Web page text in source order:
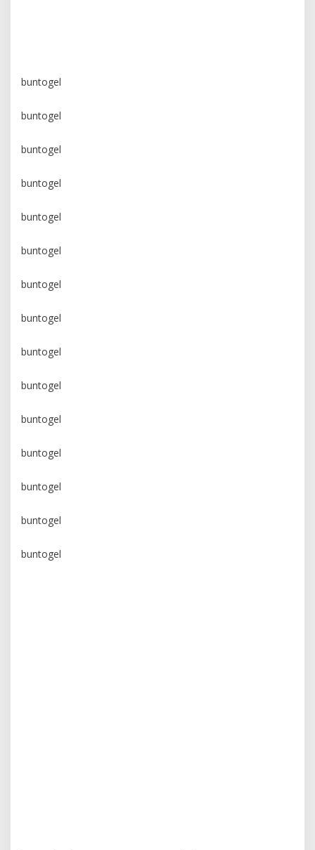
buntogel
buntogel
buntogel
buntogel
buntogel
buntogel
buntogel
buntogel
buntogel
buntogel
buntogel
buntogel
buntogel
buntogel
buntogel